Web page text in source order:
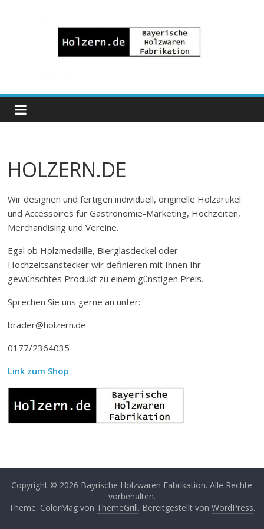
Bayrische
Holzwaren
Fabrikation
HOLZERN.DE
Wir designen und fertigen individuell, originelle Holzartikel
und Accessoires für Gastronomie-Marketing, Hochzeiten,
Merchandising und Vereine.
Egal ob Holzmedaille, Bierglasdeckel oder
Hochzeitsanstecker wir definieren mit Ihnen Ihr
gewünschtes Produkt zu einem günstigen Preis.
Sprechen Sie uns gerne an unter:
brader@holzern.de
0177/2364035
Link zum Shop
Copyright © 2026 Bayrische Holzwaren Fabrikation. Alle Rechte
vorbehalten.
Theme: ColorMag von ThemeGrill. Bereitgestellt von WordPress.